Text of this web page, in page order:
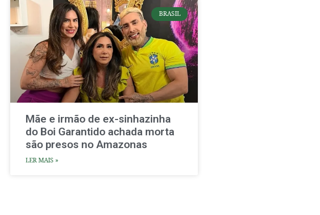
BRASIL
Mãe e irmão de ex-sinhazinha
do Boi Garantido achada morta
são presos no Amazonas
LER MAIS »